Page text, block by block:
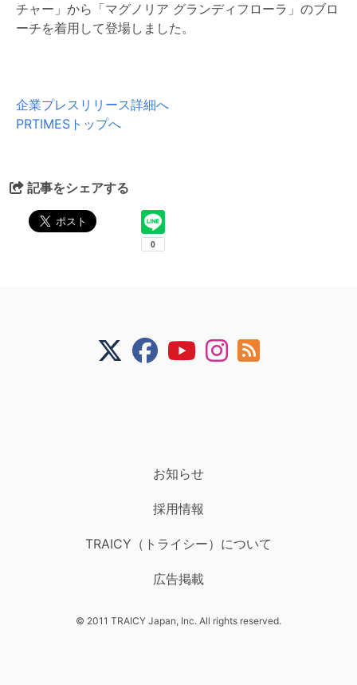
チャー」から「マグノリア グランディフローラ」のブロ
ーチを着用して登場しました。
企業プレスリリース詳細へ
PRTIMESトップへ
記事をシェアする
お知らせ
採用情報
TRAICY（トライシー）について
広告掲載
© 2011 TRAICY Japan, Inc. All rights reserved.